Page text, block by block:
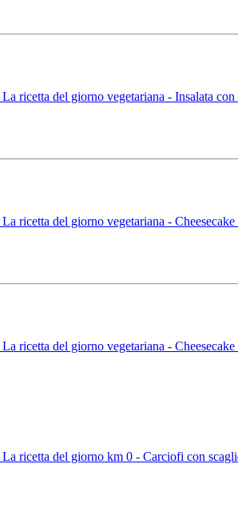
ricetta del giorno vegetariana - Insalata con
ricetta del giorno vegetariana - Cheesecake
ricetta del giorno vegetariana - Cheesecake
ricetta del giorno km 0 - Carciofi con